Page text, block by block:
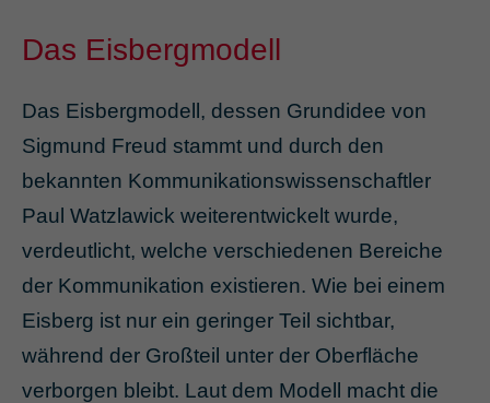
Das Eisbergmodell
Das Eisbergmodell, dessen Grundidee von
Sigmund Freud stammt und durch den
bekannten Kommunikationswissenschaftler
Paul Watzlawick weiterentwickelt wurde,
verdeutlicht, welche verschiedenen Bereiche
der Kommunikation existieren. Wie bei einem
Eisberg ist nur ein geringer Teil sichtbar,
während der Großteil unter der Oberfläche
verborgen bleibt. Laut dem Modell macht die